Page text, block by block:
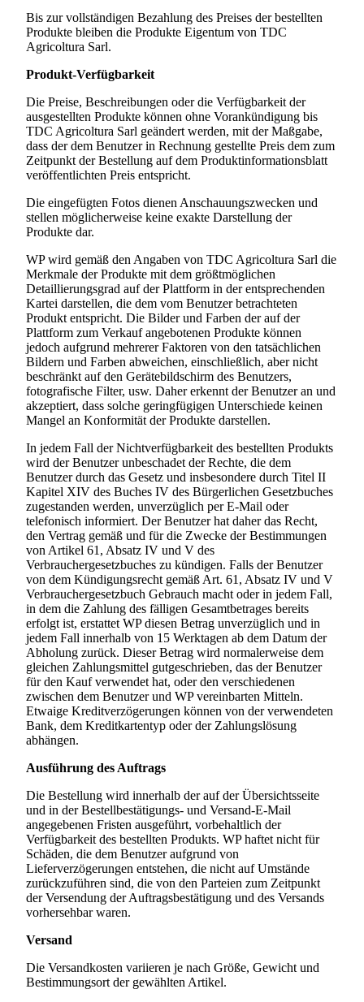
Bis zur vollständigen Bezahlung des Preises der bestellten
Produkte bleiben die Produkte Eigentum von TDC
Agricoltura Sarl.
Produkt-Verfügbarkeit
Die Preise, Beschreibungen oder die Verfügbarkeit der
ausgestellten Produkte können ohne Vorankündigung bis
TDC Agricoltura Sarl geändert werden, mit der Maßgabe,
dass der dem Benutzer in Rechnung gestellte Preis dem zum
Zeitpunkt der Bestellung auf dem Produktinformationsblatt
veröffentlichten Preis entspricht.
Die eingefügten Fotos dienen Anschauungszwecken und
stellen möglicherweise keine exakte Darstellung der
Produkte dar.
WP wird gemäß den Angaben von TDC Agricoltura Sarl die
Merkmale der Produkte mit dem größtmöglichen
Detaillierungsgrad auf der Plattform in der entsprechenden
Kartei darstellen, die dem vom Benutzer betrachteten
Produkt entspricht. Die Bilder und Farben der auf der
Plattform zum Verkauf angebotenen Produkte können
jedoch aufgrund mehrerer Faktoren von den tatsächlichen
Bildern und Farben abweichen, einschließlich, aber nicht
beschränkt auf den Gerätebildschirm des Benutzers,
fotografische Filter, usw. Daher erkennt der Benutzer an und
akzeptiert, dass solche geringfügigen Unterschiede keinen
Mangel an Konformität der Produkte darstellen.
In jedem Fall der Nichtverfügbarkeit des bestellten Produkts
wird der Benutzer unbeschadet der Rechte, die dem
Benutzer durch das Gesetz und insbesondere durch Titel II
Kapitel XIV des Buches IV des Bürgerlichen Gesetzbuches
zugestanden werden, unverzüglich per E-Mail oder
telefonisch informiert. Der Benutzer hat daher das Recht,
den Vertrag gemäß und für die Zwecke der Bestimmungen
von Artikel 61, Absatz IV und V des
Verbrauchergesetzbuches zu kündigen. Falls der Benutzer
von dem Kündigungsrecht gemäß Art. 61, Absatz IV und V
Verbrauchergesetzbuch Gebrauch macht oder in jedem Fall,
in dem die Zahlung des fälligen Gesamtbetrages bereits
erfolgt ist, erstattet WP diesen Betrag unverzüglich und in
jedem Fall innerhalb von 15 Werktagen ab dem Datum der
Abholung zurück. Dieser Betrag wird normalerweise dem
gleichen Zahlungsmittel gutgeschrieben, das der Benutzer
für den Kauf verwendet hat, oder den verschiedenen
zwischen dem Benutzer und WP vereinbarten Mitteln.
Etwaige Kreditverzögerungen können von der verwendeten
Bank, dem Kreditkartentyp oder der Zahlungslösung
abhängen.
Ausführung des Auftrags
Die Bestellung wird innerhalb der auf der Übersichtsseite
und in der Bestellbestätigungs- und Versand-E-Mail
angegebenen Fristen ausgeführt, vorbehaltlich der
Verfügbarkeit des bestellten Produkts. WP haftet nicht für
Schäden, die dem Benutzer aufgrund von
Lieferverzögerungen entstehen, die nicht auf Umstände
zurückzuführen sind, die von den Parteien zum Zeitpunkt
der Versendung der Auftragsbestätigung und des Versands
vorhersehbar waren.
Versand
Die Versandkosten variieren je nach Größe, Gewicht und
Bestimmungsort der gewählten Artikel.